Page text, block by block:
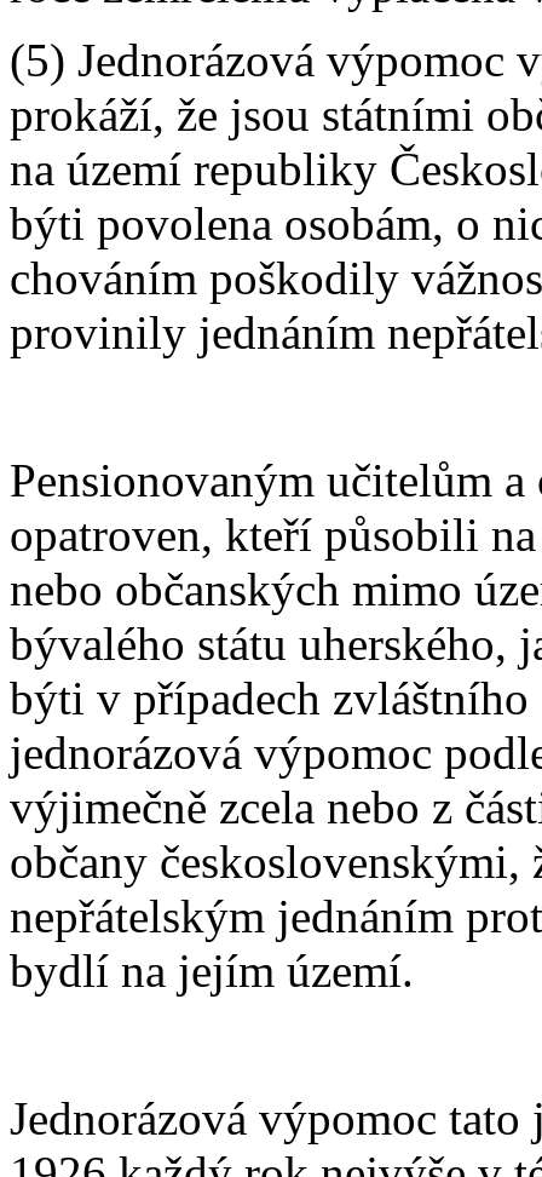
(5) Jednorázová výpomoc
prokáží, že jsou státními
na území republiky
býti povolena osobám, o
chováním poškodily
provinily jednáním
Pensionovaným učitelům
opatroven, kteří působili
nebo občanských mimo
bývalého státu uherského,
býti v případech
jednorázová výpomoc
výjimečně zcela nebo z
občany
nepřátelským jednáním
bydlí na jejím území.
Jednorázová výpomoc tato